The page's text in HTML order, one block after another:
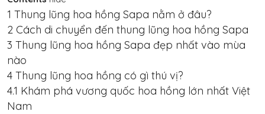
1 Thung lũng hoa hồng Sapa nằm ở đâu?
2 Cách di chuyển đến thung lũng hoa hồng Sapa
3 Thung lũng hoa hồng Sapa đẹp nhất vào mùa
nào
4 Thung lũng hoa hồng có gì thú vị?
4.1 Khám phá vương quốc hoa hồng lớn nhất Việt
Nam